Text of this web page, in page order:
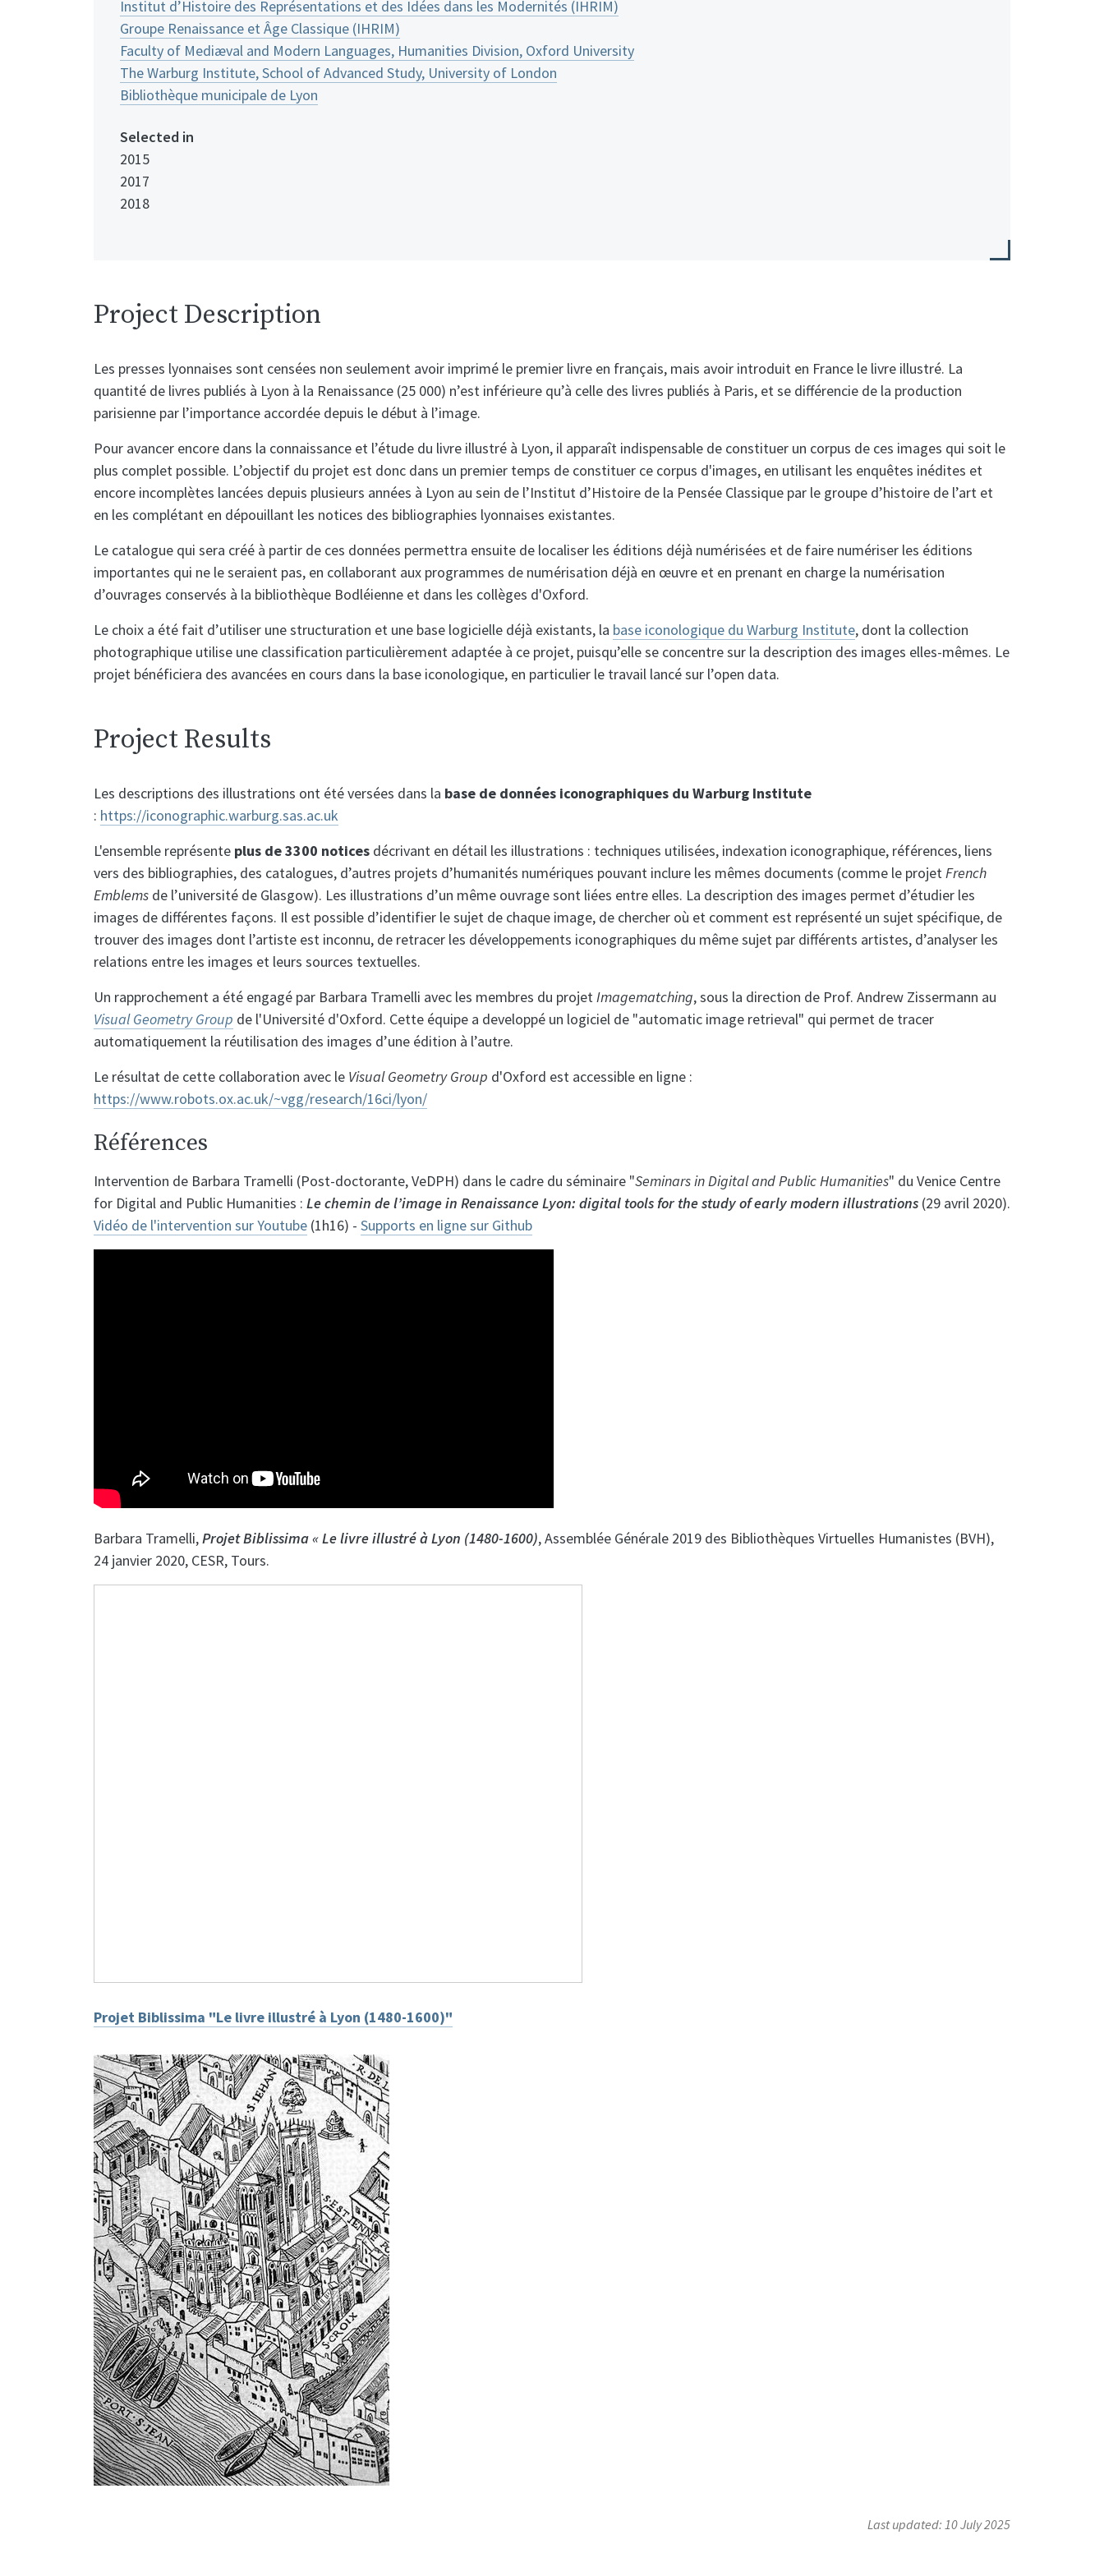
Institut d’Histoire des Représentations et des Idées dans les Modernités (IHRIM)
Groupe Renaissance et Âge Classique (IHRIM)
Faculty of Mediæval and Modern Languages, Humanities Division, Oxford University
The Warburg Institute, School of Advanced Study, University of London
Bibliothèque municipale de Lyon
Selected in
2015
2017
2018
Project Description
Les presses lyonnaises sont censées non seulement avoir imprimé le premier livre en français, mais avoir introduit en France le livre illustré. La
quantité de livres publiés à Lyon à la Renaissance (25 000) n’est inférieure qu’à celle des livres publiés à Paris, et se différencie de la production
parisienne par l’importance accordée depuis le début à l’image.
Pour avancer encore dans la connaissance et l’étude du livre illustré à Lyon, il apparaît indispensable de constituer un corpus de ces images qui soit le
plus complet possible. L’objectif du projet est donc dans un premier temps de constituer ce corpus d'images, en utilisant les enquêtes inédites et
encore incomplètes lancées depuis plusieurs années à Lyon au sein de l’Institut d’Histoire de la Pensée Classique par le groupe d’histoire de l’art et
en les complétant en dépouillant les notices des bibliographies lyonnaises existantes.
Le catalogue qui sera créé à partir de ces données permettra ensuite de localiser les éditions déjà numérisées et de faire numériser les éditions
importantes qui ne le seraient pas, en collaborant aux programmes de numérisation déjà en œuvre et en prenant en charge la numérisation
d’ouvrages conservés à la bibliothèque Bodléienne et dans les collèges d'Oxford.
Le choix a été fait d’utiliser une structuration et une base logicielle déjà existants, la base iconologique du Warburg Institute, dont la collection
photographique utilise une classification particulièrement adaptée à ce projet, puisqu’elle se concentre sur la description des images elles-mêmes. Le
projet bénéficiera des avancées en cours dans la base iconologique, en particulier le travail lancé sur l’open data.
Project Results
Les descriptions des illustrations ont été versées dans la base de données iconographiques du Warburg Institute
: https://iconographic.warburg.sas.ac.uk
L'ensemble représente plus de 3300 notices décrivant en détail les illustrations : techniques utilisées, indexation iconographique, références, liens
vers des bibliographies, des catalogues, d’autres projets d’humanités numériques pouvant inclure les mêmes documents (comme le projetFrench
Emblems de l’université de Glasgow). Les illustrations d’un même ouvrage sont liées entre elles. La description des images permet d’étudier les
images de différentes façons. Il est possible d’identifier le sujet de chaque image, de chercher où et comment est représenté un sujet spécifique, de
trouver des images dont l’artiste est inconnu, de retracer les développements iconographiques du même sujet par différents artistes, d’analyser les
relations entre les images et leurs sources textuelles.
Un rapprochement a été engagé par Barbara Tramelli avec les membres du projetImagematching, sous la direction de Prof. Andrew Zissermann au
Visual Geometry Group de l'Université d'Oxford. Cette équipe a developpé un logiciel de "automatic image retrieval" qui permet de tracer
automatiquement la réutilisation des images d’une édition à l’autre.
Le résultat de cette collaboration avec le Visual Geometry Group d'Oxford est accessible en ligne :
https://www.robots.ox.ac.uk/~vgg/research/16ci/lyon/
Références
Intervention de Barbara Tramelli (Post-doctorante, VeDPH) dans le cadre du séminaire "Seminars in Digital and Public Humanities" du Venice Centre
for Digital and Public Humanities : Le chemin de l’image in Renaissance Lyon: digital tools for the study of early modern illustrations (29 avril 2020).
Vidéo de l'intervention sur Youtube (1h16) - Supports en ligne sur Github
Barbara Tramelli,Projet Biblissima « Le livre illustré à Lyon (1480-1600), Assemblée Générale 2019 des Bibliothèques Virtuelles Humanistes (BVH),
24 janvier 2020, CESR, Tours.
Projet Biblissima "Le livre illustré à Lyon (1480-1600)"
Last updated: 10 July 2025